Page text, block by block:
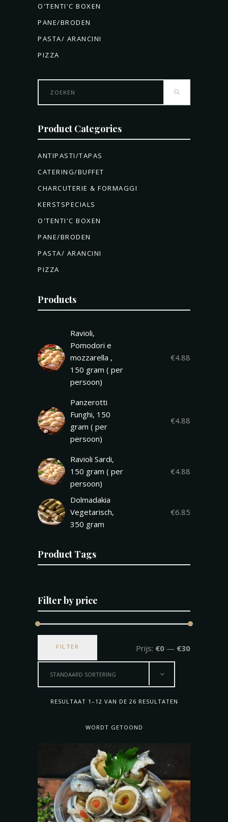
O'TENTI'C BOXEN
PANE/BRODEN
PASTA/ ARANCINI
PIZZA
Product Categories
ANTIPASTI/TAPAS
CATERING/BUFFET
CHARCUTERIE & FORMAGGI
KERSTSPECIALS
O'TENTI'C BOXEN
PANE/BRODEN
PASTA/ ARANCINI
PIZZA
Products
Ravioli,
Pomodori e
mozzarella ,
150 gram ( per
persoon)
€4.88
Panzerotti
Funghi, 150
gram ( per
persoon)
€4.88
Ravioli Sardi,
150 gram ( per
persoon)
€4.88
Dolmadakia
Vegetarisch,
350 gram
€6.85
Product Tags
Filter by price
FILTER Prijs: €0 — €30
STANDAARD SORTERING
RESULTAAT 1–12 VAN DE 26 RESULTATEN
WORDT GETOOND
TOEVOEGEN AAN WINKELWAGEN